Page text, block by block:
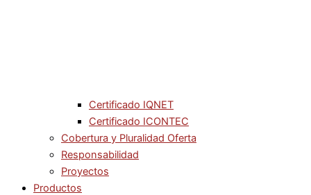
Certificado IQNET
Certificado ICONTEC
Cobertura y Pluralidad Oferta
Responsabilidad
Proyectos
Productos